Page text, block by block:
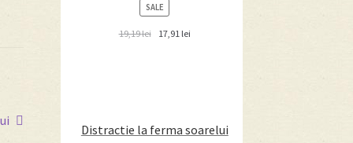
SALEPRODUCT
ON
SALE
19,19lei 17,91 lei
Distractie la ferma soarelui